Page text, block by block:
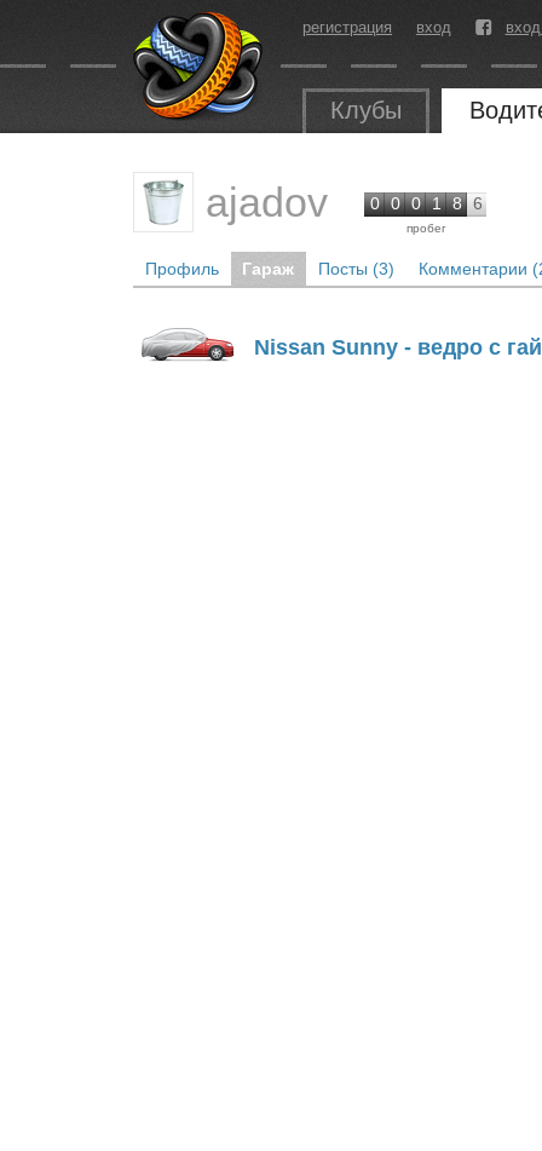
регистрация вход
Клубы
ajadov 0 0 0 1 8 6
пробег
Профиль Гараж Посты (3) Комментарии
Nissan Sunny - ведро с